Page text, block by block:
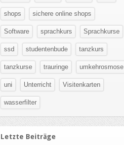
shops sichere online shops
Software sprachkurs Sprachkurse
ssd studentenbude tanzkurs
tanzkurse trauringe umkehrosmose
uni Unterricht Visitenkarten
wasserfilter
Letzte Beiträge